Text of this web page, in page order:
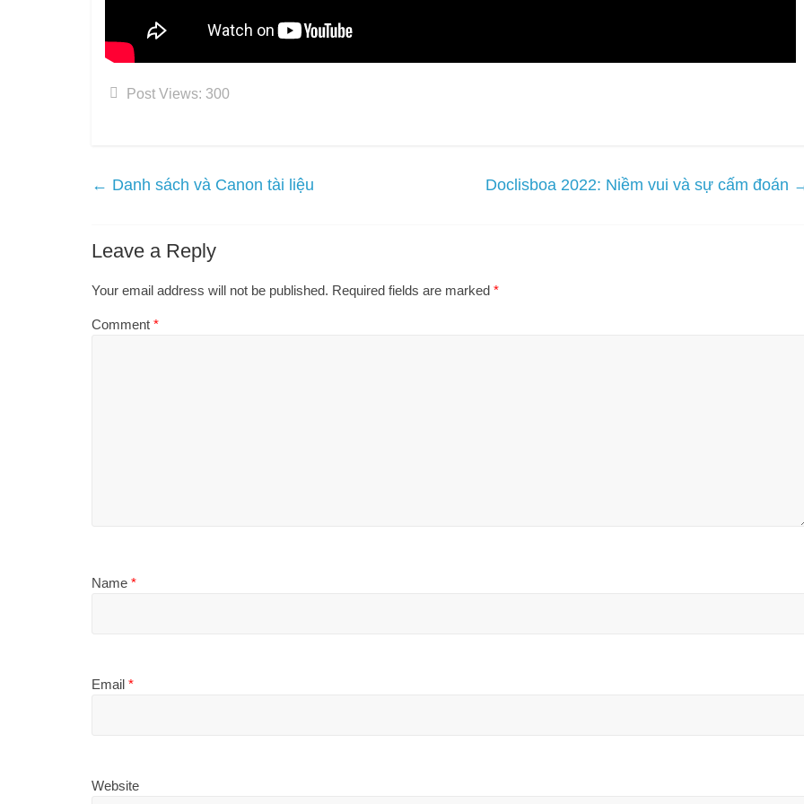
Post Views: 300
← Danh sách và Canon tài liệu Doclisboa 2022: Niềm vui và sự cấm đoán
Leave a Reply
Your email address will not be published. Required fields are marked *
Comment *
Name *
Email *
Website